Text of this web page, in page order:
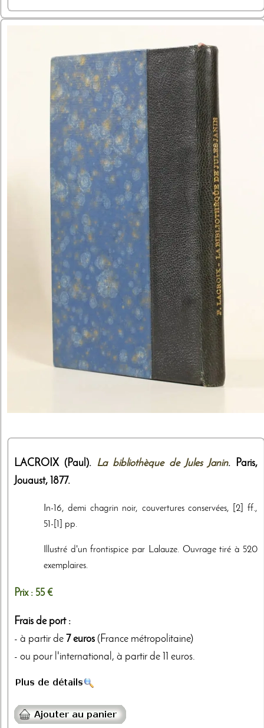
LACROIX (Paul). La bibliothèque de Jules Janin. Paris,
Jouaust, 1877.
In-16, demi chagrin noir, couvertures conservées, [2] ff.,
51-[1] pp.
Illustré d'un frontispice par Lalauze. Ouvrage tiré à 520
exemplaires.
Prix : 55 €
Frais de port :
- à partir de 7 euros (France métropolitaine)
- ou pour l'international, à partir de 11 euros.